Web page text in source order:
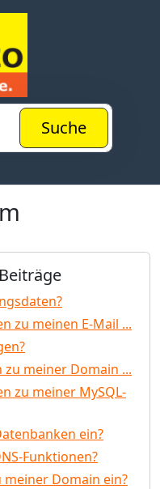
Suche
zu meinen E-Mail ...
zu meiner Domain ...
zu meiner MySQL-
ein?
Funktionen?
Domain ein?